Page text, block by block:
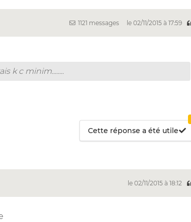
1121 messages le 02/11/2015 à 17:59
k c minim........
Cette réponse a été utile
le 02/11/2015 à 18:12